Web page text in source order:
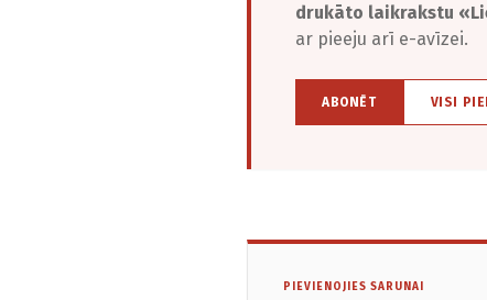
drukāto laikrakstu
ar pieeju arī e-avīzei.
ABONĒT VISI
PIEVIENOJIES SARUNAI